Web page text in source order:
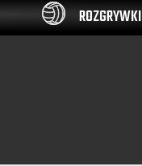
ROZGRYWKI